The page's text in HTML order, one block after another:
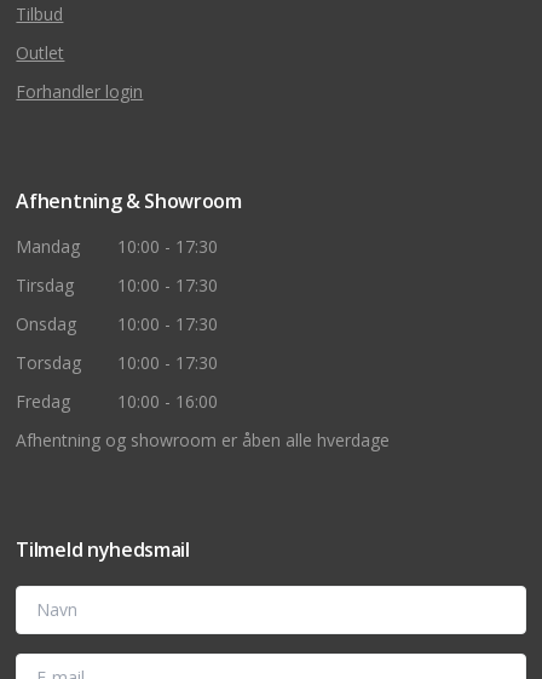
Tilbud
Outlet
Forhandler login
Afhentning & Showroom
Mandag
10:00 - 17:30
Tirsdag
10:00 - 17:30
Onsdag
10:00 - 17:30
Torsdag
10:00 - 17:30
Fredag
10:00 - 16:00
Afhentning og showroom er åben alle hverdage
Tilmeld nyhedsmail
Navn
E-mail